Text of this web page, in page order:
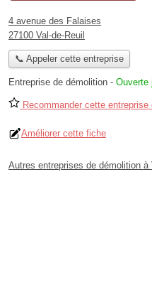
4 avenue des Falaises
27100 Val-de-Reuil
📞 Appeler cette entreprise
Entreprise de démolition - Ouverte
Recommander cette entreprise
Améliorer cette fiche
Autres entreprises de démolition à